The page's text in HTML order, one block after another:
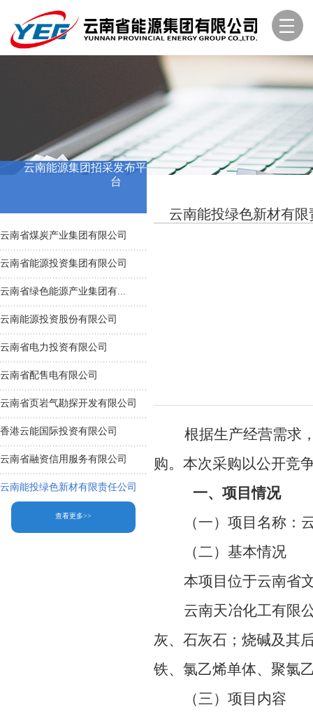
云南能源集团招采发布平
台
云南省煤炭产业集团有限公司
云南省能源投资集团有限公司
云南省绿色能源产业集团有...
云南能源投资股份有限公司
云南省电力投资有限公司
云南省配售电有限公司
云南省页岩气勘探开发有限公司
香港云能国际投资有限公司
云南省融资信用服务有限公司
云南能投绿色新材有限责任公司
查看更多>>
云南能投绿色新材有限
根据生产经营需求，
购。本次采购以公开竞
一、项目情况
（一）项目名称：
（二）基本情况
本项目位于云南省
云南天冶化工有限
灰、石灰石；烧碱及其
铁、氯乙烯单体、聚氯
（三）项目内容